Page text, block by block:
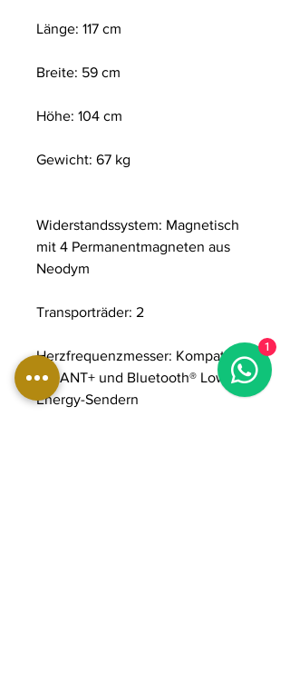
Länge: 117 cm
Breite: 59 cm
Höhe: 104 cm
Gewicht: 67 kg
Widerstandssystem: Magnetisch
mit 4 Permanentmagneten aus
Neodym
Transporträder: 2
Herzfrequenzmesser: Kompatibel
mit ANT+ und Bluetooth® Low
Energy-Sendern
1